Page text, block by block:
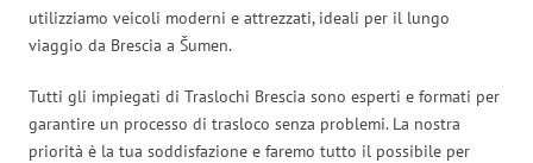
utilizziamo veicoli moderni e attrezzati, ideali per il lungo
viaggio da Brescia a Šumen.
Tutti gli impiegati di Traslochi Brescia sono esperti e formati per
garantire un processo di trasloco senza problemi. La nostra
priorità è la tua soddisfazione e faremo tutto il possibile per